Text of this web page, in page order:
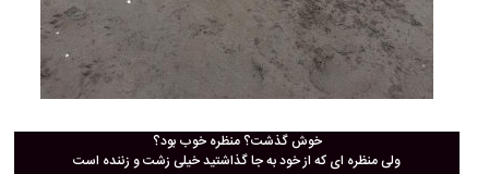
خوش گذشت؟ منظره خوب بود؟
ولی منظره ای که از خود به جا گذاشتید خیلی زشت و زننده است